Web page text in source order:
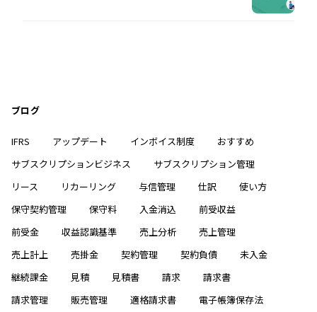
ブログ
IFRS アップデート インボイス制度
おすすめ
サブスクリプションビジネス
サブスクリプション管理
リース
リカーリング 与信管理 仕訳
使い方
保守契約管理
保守料 入金消込
前受収益
前受金
収益認識基準 売上分析
売上管理
売上計上
売掛金 契約管理 契約負債
未入金
継続課金
見積 見積書 請求
請求書
請求管理
販売管理 適格請求書 電子帳簿保存法